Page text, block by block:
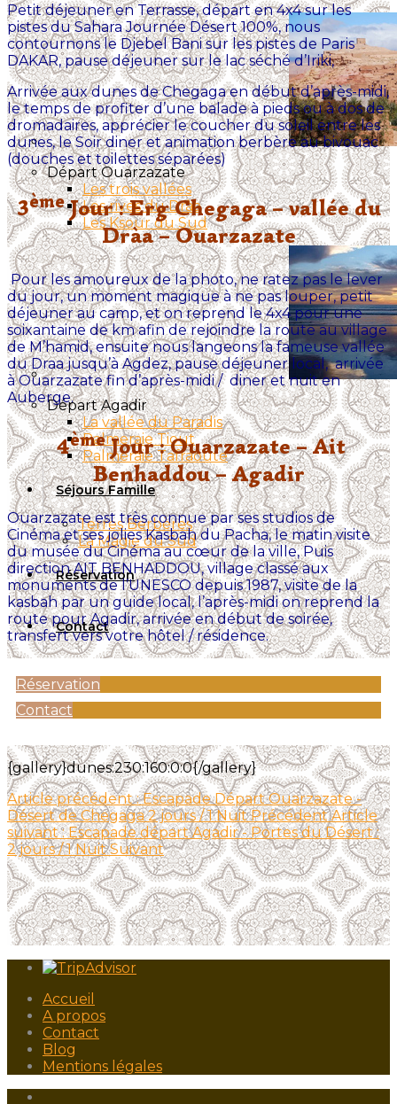
Départ Ouarzazate
Les trois vallées
Les rives du Dràa
Les Ksour du Sud
Départ Agadir
La vallée du Paradis
Palmeraie Tiout
Palmeraie Tafraoute
Séjours Famille
Terres Berbères
La Magie du Sud
Réservation
Contact
Petit déjeuner en Terrasse, départ en 4x4 sur les
pistes du Sahara Journée Désert 100%, nous
contournons le Djebel Bani sur les pistes de Paris
DAKAR, pause déjeuner sur le lac séché d’Iriki,
Arrivée aux dunes de Chegaga en début d’après-midi,
le temps de profiter d’une balade à pieds ou à dos de
dromadaires, apprécier le coucher du soleil entre les
dunes, le Soir diner et animation berbère au bivouac
(douches et toilettes séparées)
3èmeJour : Erg Chegaga – vallée du
Dràa – Ouarzazate
Pour les amoureux de la photo, ne ratez pas le lever
du jour, un moment magique à ne pas louper, petit
déjeuner au camp, et on reprend le 4x4 pour une
soixantaine de km afin de rejoindre la route au village
de M’hamid, ensuite nous langeons la fameuse vallée
du Draa jusqu’à Agdez, pause déjeuner local, arrivée
à Ouarzazate fin d’après-midi / diner et nuit en
Auberge.
4èmeJour : Ouarzazate – Ait
Benhaddou – Agadir
Ouarzazate est très connue par ses studios de
Cinéma et ses jolies Kasbah du Pacha, le matin visite
du musée du Cinéma au cœur de la ville, Puis
direction AIT BENHADDOU, village classé aux
monuments de l’UNESCO depuis 1987, visite de la
kasbah par un guide local, l’après-midi on reprend la
route pour Agadir, arrivée en début de soirée,
transfert vers votre hôtel / résidence.
Réservation
Contact
{gallery}dunes:230:160:0:0{/gallery}
Article précédent : Escapade Départ Ouarzazate -
Désert de Chegaga 2 jours / 1 NuitPrécédent Article
suivant : Escapade départ Agadir - Portes du Désert :
2 jours / 1 NuitSuivant
Accueil
A propos
Contact
Blog
Mentions légales